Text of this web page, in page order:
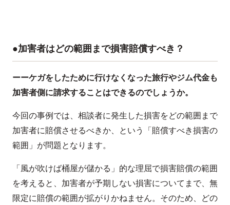
●加害者はどの範囲まで損害賠償すべき？
ーーケガをしたために行けなくなった旅行やジム代金も
加害者側に請求することはできるのでしょうか。
今回の事例では、相談者に発生した損害をどの範囲まで
加害者に賠償させるべきか、という「賠償すべき損害の
範囲」が問題となります。
「風が吹けば桶屋が儲かる」的な理屈で損害賠償の範囲
を考えると、加害者が予期しない損害についてまで、無
限定に賠償の範囲が拡がりかねません。そのため、どの